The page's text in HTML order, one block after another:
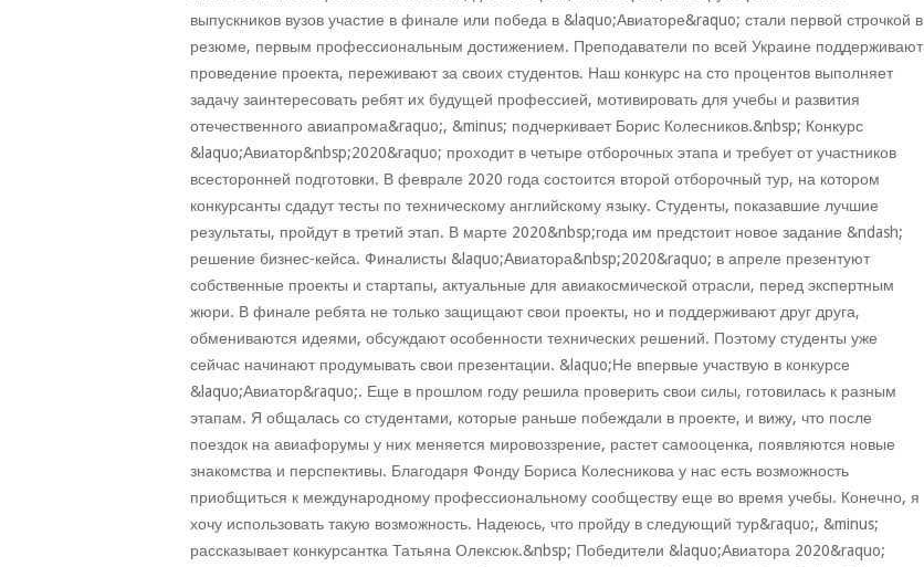
выпускников вузов участие в финале или победа в &laquo;Авиаторе&raquo; стали первой строчкой в
резюме, первым профессиональным достижением. Преподаватели по всей Украине поддерживают
проведение проекта, переживают за своих студентов. Наш конкурс на сто процентов выполняет
задачу заинтересовать ребят их будущей профессией, мотивировать для учебы и развития
отечественного авиапрома&raquo;, &minus; подчеркивает Борис Колесников.&nbsp; Конкурс
&laquo;Авиатор&nbsp;2020&raquo; проходит в четыре отборочных этапа и требует от участников
всесторонней подготовки. В феврале 2020 года состоится второй отборочный тур, на котором
конкурсанты сдадут тесты по техническому английскому языку. Студенты, показавшие лучшие
результаты, пройдут в третий этап. В марте 2020&nbsp;года им предстоит новое задание &ndash;
решение бизнес-кейса. Финалисты &laquo;Авиатора&nbsp;2020&raquo; в апреле презентуют
собственные проекты и стартапы, актуальные для авиакосмической отрасли, перед экспертным
жюри. В финале ребята не только защищают свои проекты, но и поддерживают друг друга,
обмениваются идеями, обсуждают особенности технических решений. Поэтому студенты уже
сейчас начинают продумывать свои презентации. &laquo;Не впервые участвую в конкурсе
&laquo;Авиатор&raquo;. Еще в прошлом году решила проверить свои силы, готовилась к разным
этапам. Я общалась со студентами, которые раньше побеждали в проекте, и вижу, что после
поездок на авиафорумы у них меняется мировоззрение, растет самооценка, появляются новые
знакомства и перспективы. Благодаря Фонду Бориса Колесникова у нас есть возможность
приобщиться к международному профессиональному сообществу еще во время учебы. Конечно, я
хочу использовать такую возможность. Надеюсь, что пройду в следующий тур&raquo;, &minus;
рассказывает конкурсантка Татьяна Олексюк.&nbsp; Победители &laquo;Авиатора 2020&raquo;